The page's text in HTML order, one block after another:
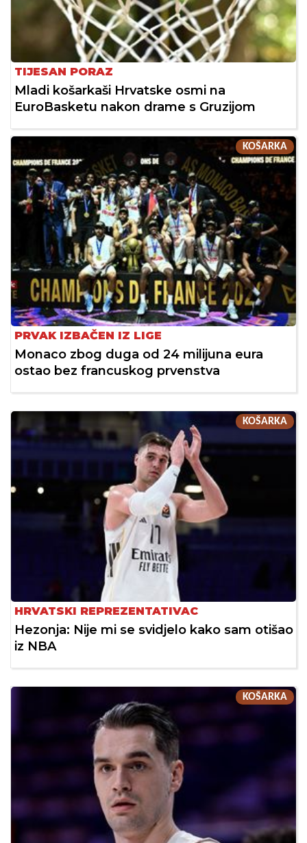
TIJESAN PORAZ
Mladi košarkaši Hrvatske osmi na
EuroBasketu nakon drame s Gruzijom
KOŠARKA
PRVAK IZBAČEN IZ LIGE
Monaco zbog duga od 24 milijuna eura
ostao bez francuskog prvenstva
KOŠARKA
HRVATSKI REPREZENTATIVAC
Hezonja: Nije mi se svidjelo kako sam otišao
iz NBA
KOŠARKA